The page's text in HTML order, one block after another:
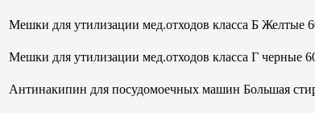
Мешки для утилизации мед.отходов класса Б
Мешки для утилизации мед.отходов класса Г черные
Антинакипин для посудомоечных машин Большая